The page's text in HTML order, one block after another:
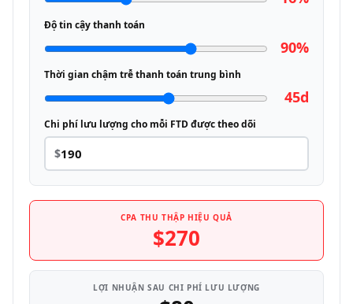
Độ tin cậy thanh toán
90%
Thời gian chậm trễ thanh toán trung bình
45d
Chi phí lưu lượng cho mỗi FTD được theo dõi
$
CPA THU THẬP HIỆU QUẢ
$270
LỢI NHUẬN SAU CHI PHÍ LƯU LƯỢNG